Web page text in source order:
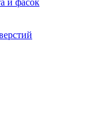
и фасок